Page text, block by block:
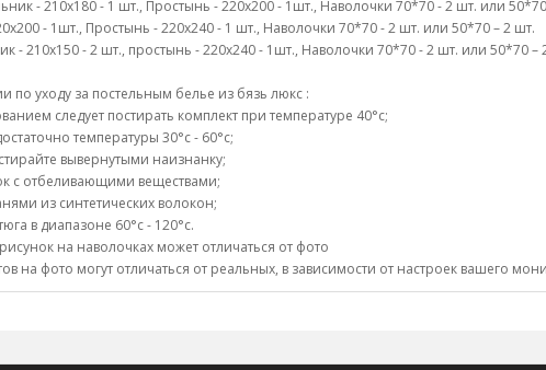
- 210х180 - 1 шт., Простынь - 220х200 - 1шт., Наволочки 70*70 - 2 шт. или
- 1шт., Простынь - 220х240 - 1 шт., Наволочки 70*70 - 2 шт. или 50*70 – 2 шт.
- 210х150 - 2 шт., простынь - 220х240 - 1шт., Наволочки 70*70 - 2 шт. или 50*70 –
по уходу за постельным белье из бязь люкс :
следует постирать комплект при температуре 40°c;
температуры 30°c - 60°c;
вывернутыми наизнанку;
с отбеливающими веществами;
из синтетических волокон;
в диапазоне 60°c - 120°c.
на наволочках может отличаться от фото
на фото могут отличаться от реальных, в зависимости от настроек вашего